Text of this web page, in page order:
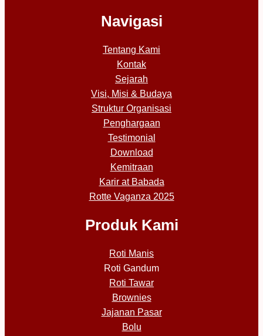
Navigasi
Tentang Kami
Kontak
Sejarah
Visi, Misi & Budaya
Struktur Organisasi
Penghargaan
Testimonial
Download
Kemitraan
Karir at Babada
Rotte Vaganza 2025
Produk Kami
Roti Manis
Roti Gandum
Roti Tawar
Brownies
Jajanan Pasar
Bolu